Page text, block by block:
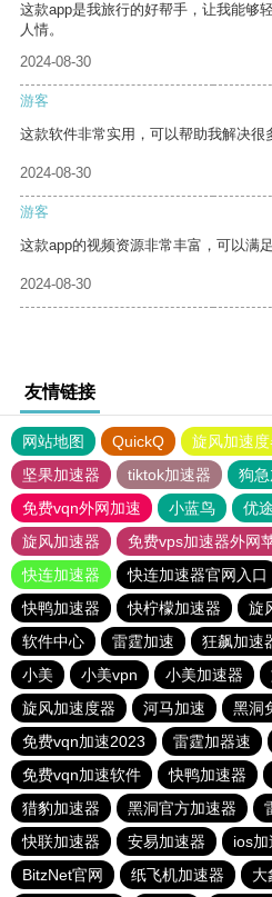
这款app是我旅行的好帮手，让我能够
人情。
2024-08-30
游客
这款软件非常实用，可以帮助我解决很
2024-08-30
游客
这款app的视频资源非常丰富，可以满
2024-08-30
友情链接
网站地图 QuickQ 旋风加速度
坚果加速器
tiktok加速器
狗
免费vqn外网加速
小蓝鸟 优
旋风加速器
免费vps加速器外网
快连加速器
快连加速器官网入口
快鸭加速器
快柠檬加速器 旋
软件中心
雷霆加速 狂飙加速
小美
小美vpn 小美加速器
旋风加速度器
河马加速
黑洞
免费vqn加速2023
雷霆加器速
免费vqn加速软件
快鸭加速器
猎豹加速器
黑洞官方加速器
快联加速器
安易加速器 ios加
BitzNet官网
纸飞机加速器 大